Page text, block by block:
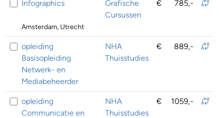
Infographics
Grafische
Cursussen
€ 785,-
Amsterdam, Utrecht
opleiding
Basisopleiding
Netwerk- en
Mediabeheerder
NHA
Thuisstudies
€ 889,-
opleiding
Communicatie en
NHA
Thuisstudies
€ 1059,-